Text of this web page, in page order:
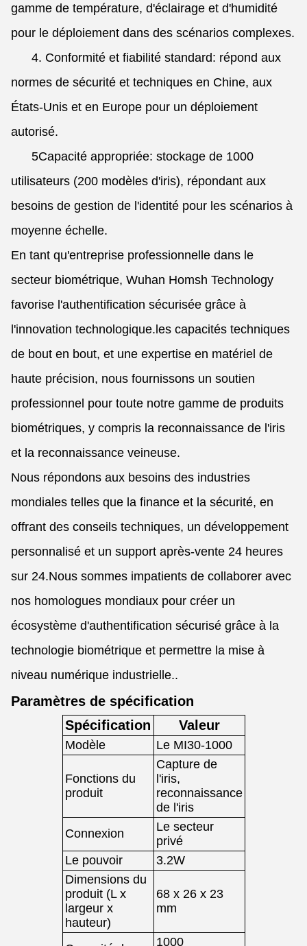
gamme de température, d'éclairage et d'humidité
pour le déploiement dans des scénarios complexes.
4. Conformité et fiabilité standard: répond aux
normes de sécurité et techniques en Chine, aux
États-Unis et en Europe pour un déploiement
autorisé.
5Capacité appropriée: stockage de 1000
utilisateurs (200 modèles d'iris), répondant aux
besoins de gestion de l'identité pour les scénarios à
moyenne échelle.
En tant qu'entreprise professionnelle dans le
secteur biométrique, Wuhan Homsh Technology
favorise l'authentification sécurisée grâce à
l'innovation technologique.les capacités techniques
de bout en bout, et une expertise en matériel de
haute précision, nous fournissons un soutien
professionnel pour toute notre gamme de produits
biométriques, y compris la reconnaissance de l'iris
et la reconnaissance veineuse.
Nous répondons aux besoins des industries
mondiales telles que la finance et la sécurité, en
offrant des conseils techniques, un développement
personnalisé et un support après-vente 24 heures
sur 24.Nous sommes impatients de collaborer avec
nos homologues mondiaux pour créer un
écosystème d'authentification sécurisé grâce à la
technologie biométrique et permettre la mise à
niveau numérique industrielle..
Paramètres de spécification
Spécification
Valeur
Modèle Le MI30-1000
Fonctions du
produit
Capture de
l'iris,
reconnaissance
de l'iris
Connexion
Le secteur
privé
Le pouvoir
3.2W
Dimensions du
produit (L x
largeur x
hauteur)
68 x 26 x 23
mm
1000